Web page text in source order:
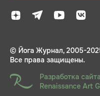
© Йога Журнал, 2005-
Все права защищены.
Разработка сайта
Renaissance Art